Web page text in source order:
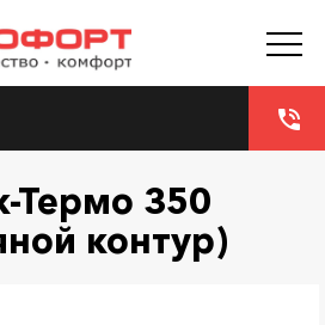
phone_in_talk
Термо 350
контур)